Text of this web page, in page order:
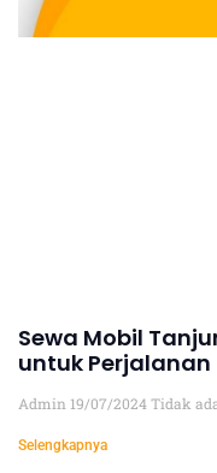
Sewa Mobil
untuk
Admin 19/07/2024Tidak
Selengkapnya